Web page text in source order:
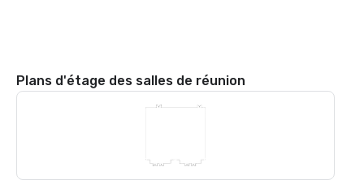
Plans d'étage des salles de réunion